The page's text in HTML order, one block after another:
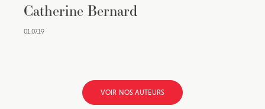
Catherine Bernard
01.07.19
VOIR NOS AUTEURS